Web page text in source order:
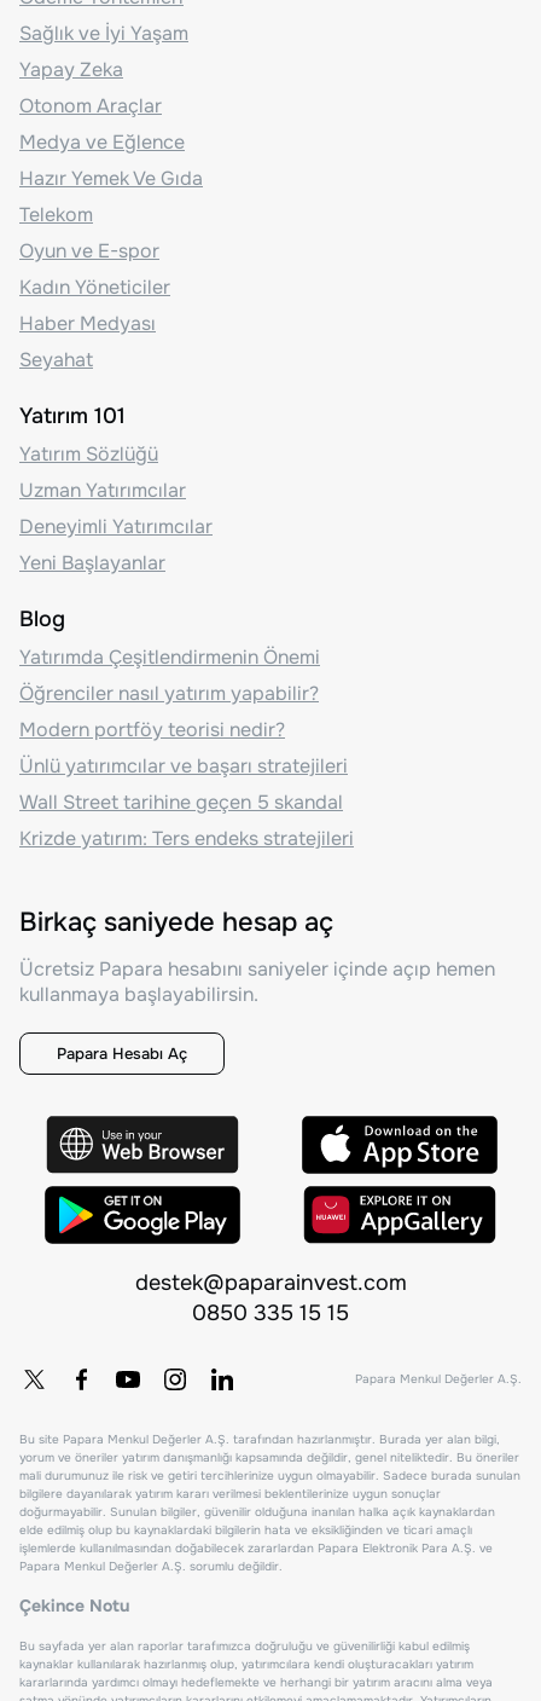
Sağlık ve İyi Yaşam
Yapay Zeka
Otonom Araçlar
Medya ve Eğlence
Hazır Yemek Ve Gıda
Telekom
Oyun ve E-spor
Kadın Yöneticiler
Haber Medyası
Seyahat
Yatırım 101
Yatırım Sözlüğü
Uzman Yatırımcılar
Deneyimli Yatırımcılar
Yeni Başlayanlar
Blog
Yatırımda Çeşitlendirmenin Önemi
Öğrenciler nasıl yatırım yapabilir?
Modern portföy teorisi nedir?
Ünlü yatırımcılar ve başarı stratejileri
Wall Street tarihine geçen 5 skandal
Krizde yatırım: Ters endeks stratejileri
Birkaç saniyede hesap aç
Ücretsiz Papara hesabını saniyeler içinde açıp hemen
kullanmaya başlayabilirsin.
Papara Hesabı Aç
destek@paparainvest.com
0850 335 15 15
Papara Menkul Değerler A.Ş.
Bu site Papara Menkul Değerler A.Ş. tarafından hazırlanmıştır. Burada yer alan bilgi,
yorum ve öneriler yatırım danışmanlığı kapsamında değildir, genel niteliktedir. Bu öneriler
mali durumunuz ile risk ve getiri tercihlerinize uygun olmayabilir. Sadece burada sunulan
bilgilere dayanılarak yatırım kararı verilmesi beklentilerinize uygun sonuçlar
doğurmayabilir. Sunulan bilgiler, güvenilir olduğuna inanılan halka açık kaynaklardan
elde edilmiş olup bu kaynaklardaki bilgilerin hata ve eksikliğinden ve ticari amaçlı
işlemlerde kullanılmasından doğabilecek zararlardan Papara Elektronik Para A.Ş. ve
Papara Menkul Değerler A.Ş. sorumlu değildir.
Çekince Notu
Bu sayfada yer alan raporlar tarafımızca doğruluğu ve güvenilirliği kabul edilmiş
kaynaklar kullanılarak hazırlanmış olup, yatırımcılara kendi oluşturacakları yatırım
kararlarında yardımcı olmayı hedeflemekte ve herhangi bir yatırım aracını alma veya